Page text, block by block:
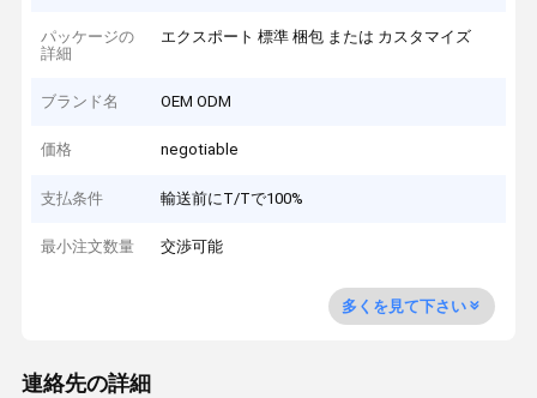
パッケージの
詳細
エクスポート 標準 梱包 または カスタマイズ
ブランド名 OEM ODM
価格 negotiable
支払条件 輸送前にT/Tで100%
最小注文数量 交渉可能
多くを見て下さい
連絡先の詳細